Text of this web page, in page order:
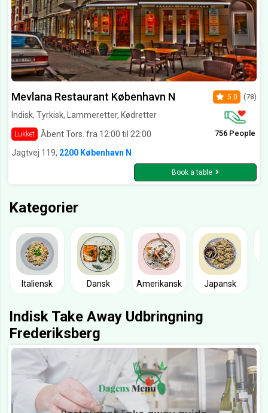
Mevlana Restaurant København N
Indisk, Tyrkisk, Lammeretter, Kødretter
Lukket Åbent Tors. fra 12:00 til 22:00
5.0 (78)
756 People
Jagtvej 119, 2200 København N
Book a table
Kategorier
Italiensk Dansk Amerikansk Japansk
Indisk Take Away Udbringning
Frederiksberg